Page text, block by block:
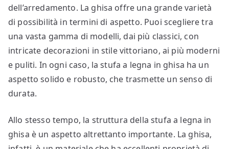
dell’arredamento. La ghisa offre una grande varietà
di possibilità in termini di aspetto. Puoi scegliere tra
una vasta gamma di modelli, dai più classici, con
intricate decorazioni in stile vittoriano, ai più moderni
e puliti. In ogni caso, la stufa a legna in ghisa ha un
aspetto solido e robusto, che trasmette un senso di
durata.
Allo stesso tempo, la struttura della stufa a legna in
ghisa è un aspetto altrettanto importante. La ghisa,